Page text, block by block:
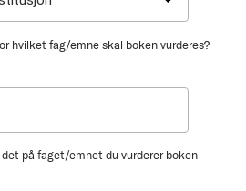
hvilket fag/emne skal boken vurderes?
på faget/emnet du vurderer boken